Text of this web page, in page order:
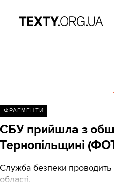
ФРАГМЕНТИ
СБУ прийшла з
Тернопільщині
Служба безпеки проводить
області.